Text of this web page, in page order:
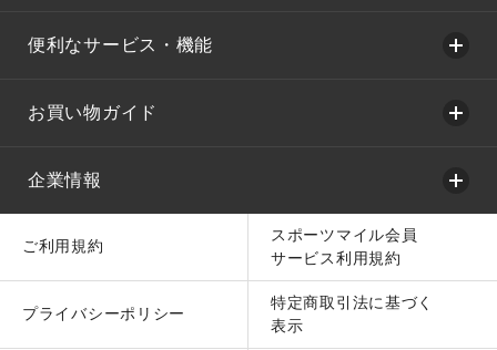
便利なサービス・機能
お買い物ガイド
企業情報
ご利用規約
スポーツマイル会員
サービス利用規約
プライバシーポリシー
特定商取引法に基づく
表示